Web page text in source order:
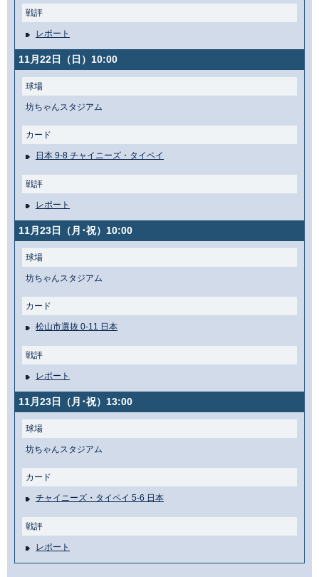
戦評
レポート
11月22日（日）10:00
球場
坊ちゃんスタジアム
カード
日本 9-8 チャイニーズ・タイペイ
戦評
レポート
11月23日（月･祝）10:00
球場
坊ちゃんスタジアム
カード
松山市選抜 0-11 日本
戦評
レポート
11月23日（月･祝）13:00
球場
坊ちゃんスタジアム
カード
チャイニーズ・タイペイ 5-6 日本
戦評
レポート